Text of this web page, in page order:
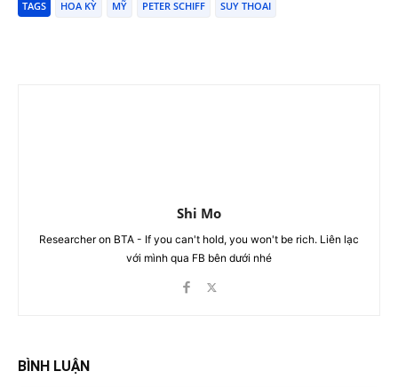
TAGS HOA KỲ MỸ PETER SCHIFF SUY THOAI
Shi Mo
Researcher on BTA - If you can't hold, you won't be rich. Liên lạc
với mình qua FB bên dưới nhé
BÌNH LUẬN